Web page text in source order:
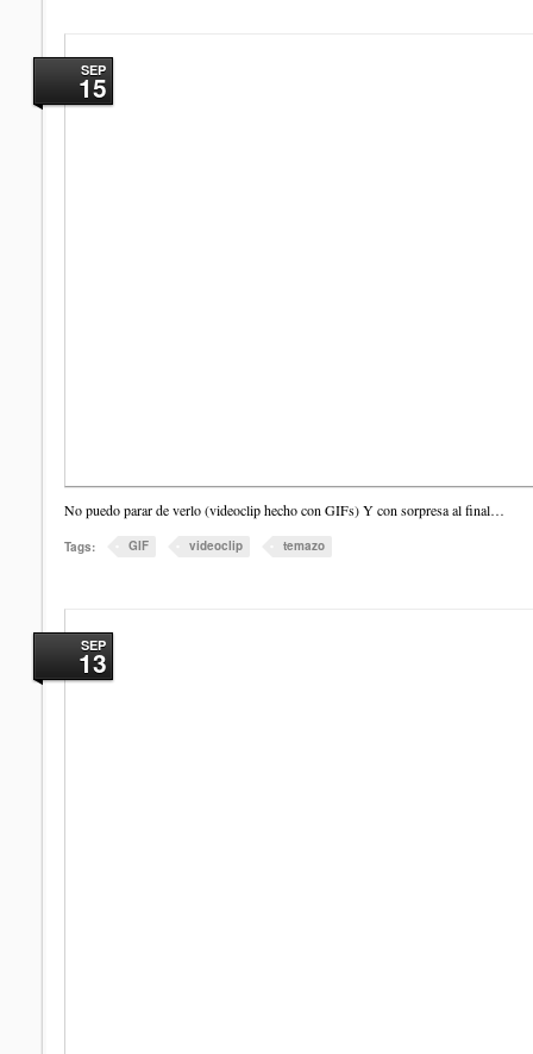
SEP
15
No puedo parar de verlo (videoclip hecho con GIFs) Y con sorpresa al final…
Tags: GIF videoclip temazo
SEP
13